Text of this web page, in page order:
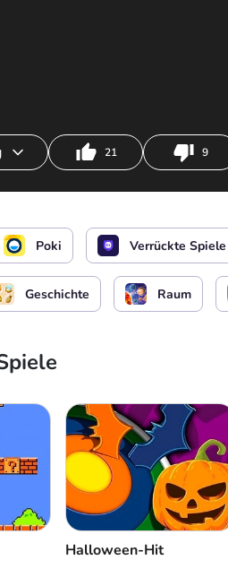
21 9
oder
Poki Verrückte Spiele
Geschichte Raum
Halloween-Hit